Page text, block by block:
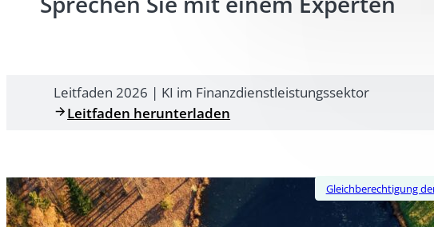
Leitfaden 2026 | KI im Finanzdienstleistungssektor
Leitfaden herunterladen
Gleichberechtigung